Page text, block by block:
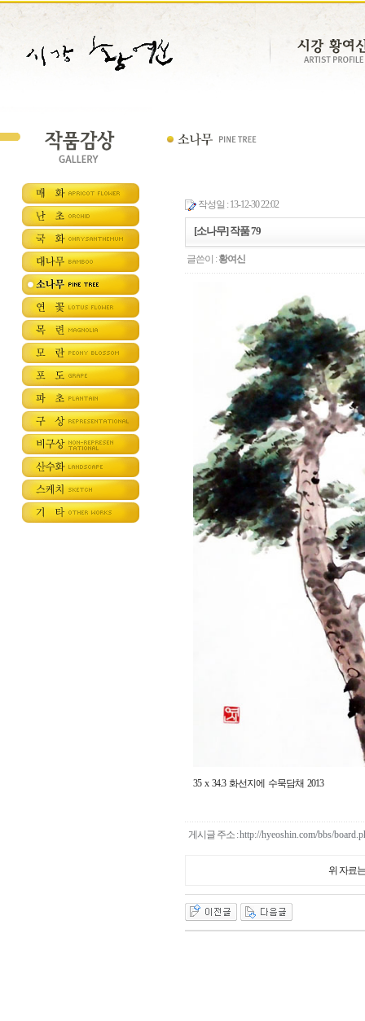
작성일 : 13-12-30 22:02
[소나무] 작품 79
글쓴이 : 황여신
35 x 34.3 화선지에 수묵담채 2013
게시글 주소 :http://hyeoshin.com/bbs/
위 자료